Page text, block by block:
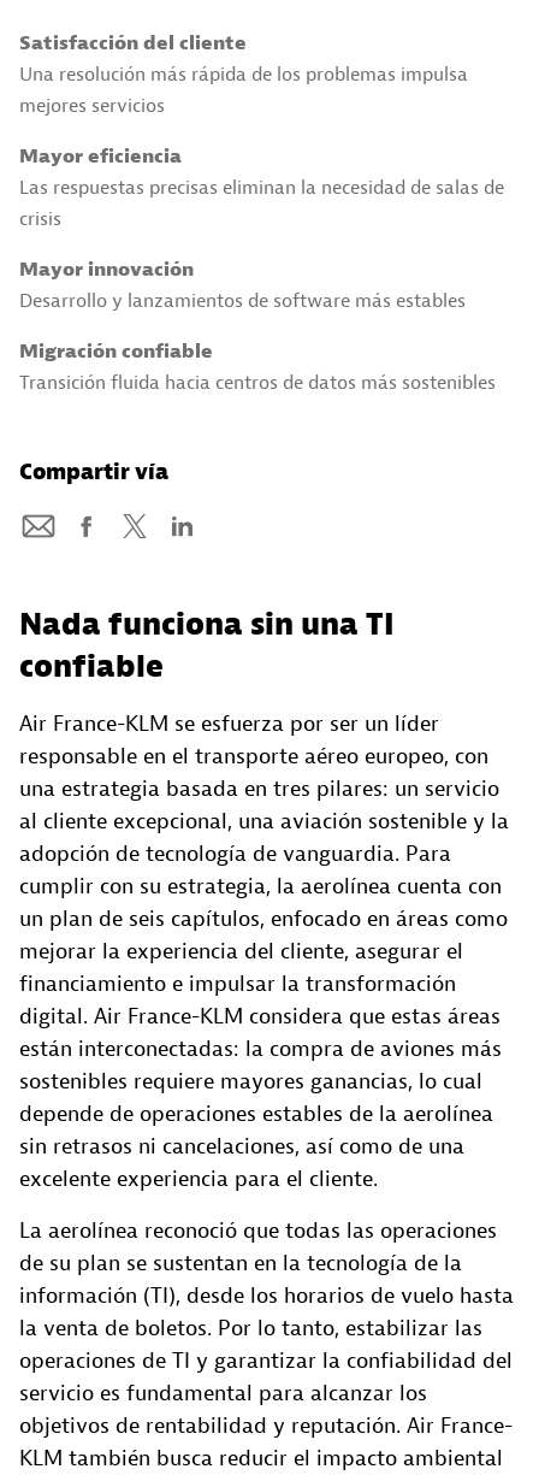
Satisfacción del cliente
Una resolución más rápida de los problemas impulsa
mejores servicios
Mayor eficiencia
Las respuestas precisas eliminan la necesidad de salas de
crisis
Mayor innovación
Desarrollo y lanzamientos de software más estables
Migración confiable
Transición fluida hacia centros de datos más sostenibles
Compartir vía
Nada funciona sin una TI
confiable
Air France-KLM se esfuerza por ser un líder
responsable en el transporte aéreo europeo, con
una estrategia basada en tres pilares: un servicio
al cliente excepcional, una aviación sostenible y la
adopción de tecnología de vanguardia. Para
cumplir con su estrategia, la aerolínea cuenta con
un plan de seis capítulos, enfocado en áreas como
mejorar la experiencia del cliente, asegurar el
financiamiento e impulsar la transformación
digital. Air France-KLM considera que estas áreas
están interconectadas: la compra de aviones más
sostenibles requiere mayores ganancias, lo cual
depende de operaciones estables de la aerolínea
sin retrasos ni cancelaciones, así como de una
excelente experiencia para el cliente.
La aerolínea reconoció que todas las operaciones
de su plan se sustentan en la tecnología de la
información (TI), desde los horarios de vuelo hasta
la venta de boletos. Por lo tanto, estabilizar las
operaciones de TI y garantizar la confiabilidad del
servicio es fundamental para alcanzar los
objetivos de rentabilidad y reputación. Air France-
KLM también busca reducir el impacto ambiental